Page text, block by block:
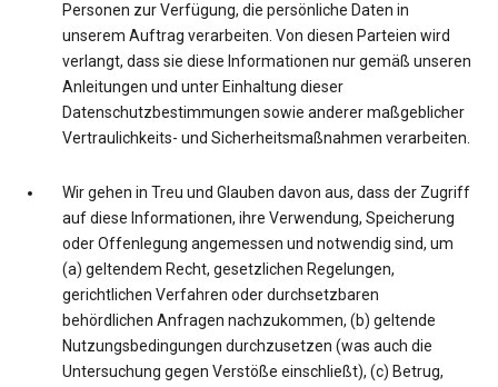
Personen zur Verfügung, die persönliche Daten in
unserem Auftrag verarbeiten. Von diesen Parteien wird
verlangt, dass sie diese Informationen nur gemäß unseren
Anleitungen und unter Einhaltung dieser
Datenschutzbestimmungen sowie anderer maßgeblicher
Vertraulichkeits- und Sicherheitsmaßnahmen verarbeiten.
Wir gehen in Treu und Glauben davon aus, dass der Zugriff
auf diese Informationen, ihre Verwendung, Speicherung
oder Offenlegung angemessen und notwendig sind, um
(a) geltendem Recht, gesetzlichen Regelungen,
gerichtlichen Verfahren oder durchsetzbaren
behördlichen Anfragen nachzukommen, (b) geltende
Nutzungsbedingungen durchzusetzen (was auch die
Untersuchung gegen Verstöße einschließt), (c) Betrug,